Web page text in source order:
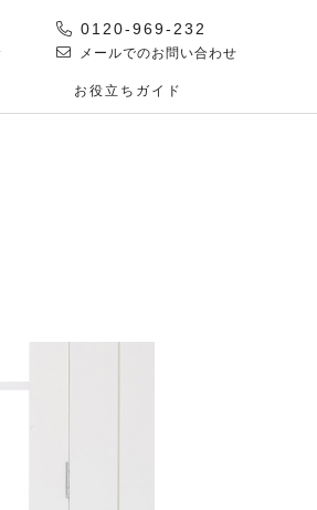
0120-969-232
メールでのお問い合わせ
お役⽴ちガイド